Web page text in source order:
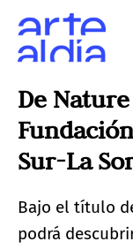
De
Sur-La
Bajo el título
podrá